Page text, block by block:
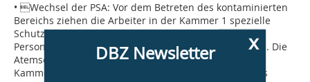
• Wechsel der PSA: Vor dem Betreten des kontaminierten
Bereichs ziehen die Arbeiter in der Kammer 1 spezielle
Schutzanzüge an, die nach der Arbeit in der
Personenschleusenkammer 3 wieder abgelegt werden. Die
Atemschutzmaske wird erst nach dem Duschen in der
Kammer 2 abgenommen und gründlich gereinigt. Dies
x
DBZ Newsletter